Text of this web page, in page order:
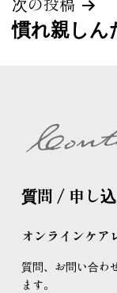
慣れ親しん
質問 / 申し
オンラインケア
質問、お問い合わ
ます。